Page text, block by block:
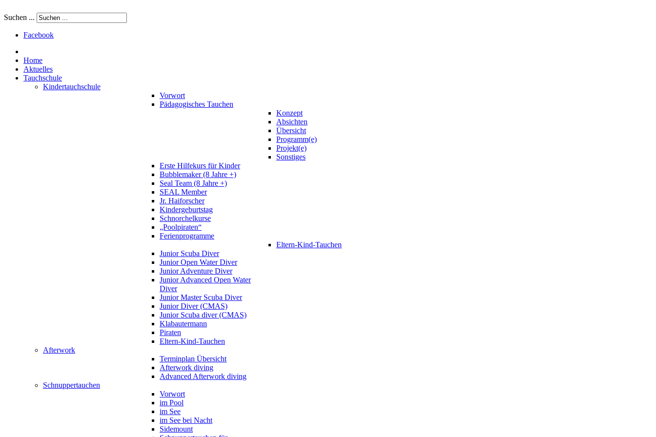
Suchen ...
Facebook
Home
Aktuelles
Tauchschule
Kindertauchschule
Vorwort
Pädagogisches Tauchen
Konzept
Absichten
Übersicht
Programm(e)
Projekt(e)
Sonstiges
Erste Hilfekurs für Kinder
Bubblemaker (8 Jahre +)
Seal Team (8 Jahre +)
SEAL Member
Jr. Haiforscher
Kindergeburtstag
Schnorchelkurse
„Poolpiraten“
Ferienprogramme
Eltern-Kind-Tauchen
Junior Scuba Diver
Junior Open Water Diver
Junior Adventure Diver
Junior Advanced Open Water
Diver
Junior Master Scuba Diver
Junior Diver (CMAS)
Junior Scuba diver (CMAS)
Klabautermann
Piraten
Eltern-Kind-Tauchen
Afterwork
Terminplan Übersicht
Afterwork diving
Advanced Afterwork diving
Schnuppertauchen
Vorwort
im Pool
im See
im See bei Nacht
Sidemount